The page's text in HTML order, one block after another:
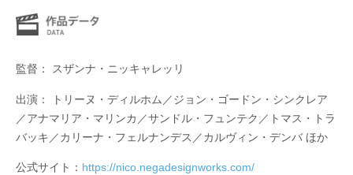
監督： スザンナ・ニッキャレッリ
出演： トリーヌ・ディルホム／ジョン・ゴードン・シンクレア
／アナマリア・マリンカ／サンドル・フュンテク／トマス・トラ
バッキ／カリーナ・フェルナンデス／カルヴィン・デンバ ほか
公式サイト： https://nico.negadesignworks.com/